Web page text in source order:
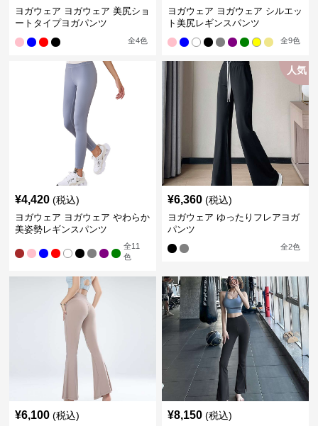
ヨガウェア ヨガウェア 美尻ショ
ートタイプヨガパンツ
全4色
ヨガウェア ヨガウェア シルエッ
ト美尻レギンスパンツ
全9色
¥4,420 (税込)
ヨガウェア ヨガウェア やわらか
美姿勢レギンスパンツ
全11
色
人気
¥6,360 (税込)
ヨガウェア ゆったりフレアヨガ
パンツ
全2色
¥6,100 (税込) ¥8,150 (税込)